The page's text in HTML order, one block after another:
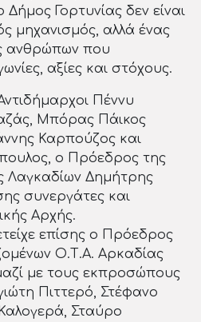
Γορτυνίας δεν είναι
μηχανισμός, αλλά ένας
ανθρώπων που
αξίες και στόχους.
Πέννυ
Μπόρας Πάικος
Καρπούζος και
ο Πρόεδρος της
Λαγκαδίων Δημήτρης
συνεργάτες και
Αρχής.
επίσης ο Πρόεδρος
Ο.Τ.Α. Αρκαδίας
με τους εκπροσώπους
Πιττερό, Στέφανο
Σταύρο